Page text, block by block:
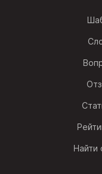
Найти